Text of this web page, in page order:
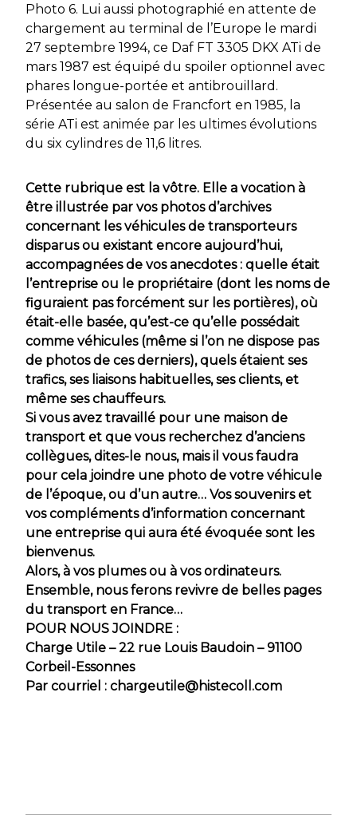
Photo 6. Lui aussi photographié en attente de
chargement au terminal de l’Europe le mardi
27 septembre 1994, ce Daf FT 3305 DKX ATi de
mars 1987 est équipé du spoiler optionnel avec
phares longue-portée et antibrouillard.
Présentée au salon de Francfort en 1985, la
série ATi est animée par les ultimes évolutions
du six cylindres de 11,6 litres.
Cette rubrique est la vôtre. Elle a vocation à
être illustrée par vos photos d’archives
concernant les véhicules de transporteurs
disparus ou existant encore aujourd’hui,
accompagnées de vos anecdotes : quelle était
l’entreprise ou le propriétaire (dont les noms de
figuraient pas forcément sur les portières), où
était-elle basée, qu’est-ce qu’elle possédait
comme véhicules (même si l’on ne dispose pas
de photos de ces derniers), quels étaient ses
trafics, ses liaisons habituelles, ses clients, et
même ses chauffeurs.
Si vous avez travaillé pour une maison de
transport et que vous recherchez d’anciens
collègues, dites-le nous, mais il vous faudra
pour cela joindre une photo de votre véhicule
de l’époque, ou d’un autre… Vos souvenirs et
vos compléments d’information concernant
une entreprise qui aura été évoquée sont les
bienvenus.
Alors, à vos plumes ou à vos ordinateurs.
Ensemble, nous ferons revivre de belles pages
du transport en France…
POUR NOUS JOINDRE :
Charge Utile – 22 rue Louis Baudoin – 91100
Corbeil-Essonnes
Par courriel : chargeutile@histecoll.com